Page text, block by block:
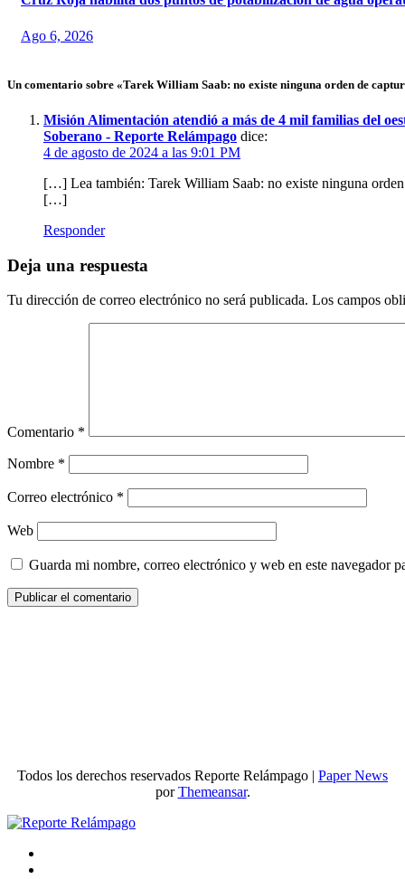
Ago 6, 2026
Un comentario sobre «Tarek William Saab: no existe ninguna orden de
Misión Alimentación atendió a más de 4 mil familias del
Soberano - Reporte Relámpago dice:
4 de agosto de 2024 a las 9:01 PM
[…] Lea también: Tarek William Saab: no existe ninguna
[…]
Responder
Deja una respuesta
Tu dirección de correo electrónico no será publicada. Los campos
Comentario *
Nombre *
Correo electrónico *
Web
Guarda mi nombre, correo electrónico y web en este navegador
Todos los derechos reservados Reporte Relámpago
Paper News
porThemeansar.